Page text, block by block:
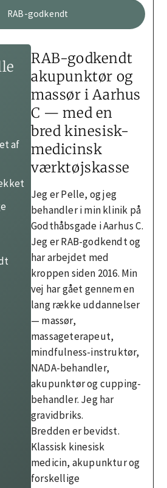
RAB-godkendt
af
RAB-godkendt
akupunktør og
massør i Aarhus
C — med en
bred kinesisk-
medicinsk
værktøjskasse
Jeg er Pelle, og jeg
behandler i min klinik på
Godthåbsgade i Aarhus C.
Jeg er RAB-godkendt og
har arbejdet med
kroppen siden 2016. Min
vej har gået gennem en
lang række uddannelser
— massør,
massageterapeut,
mindfulness-instruktør,
NADA-behandler,
akupunktør og cupping-
behandler. Jeg har
gravidbriks.
Bredden er bevidst.
Klassisk kinesisk
medicin, akupunktur og
forskellige